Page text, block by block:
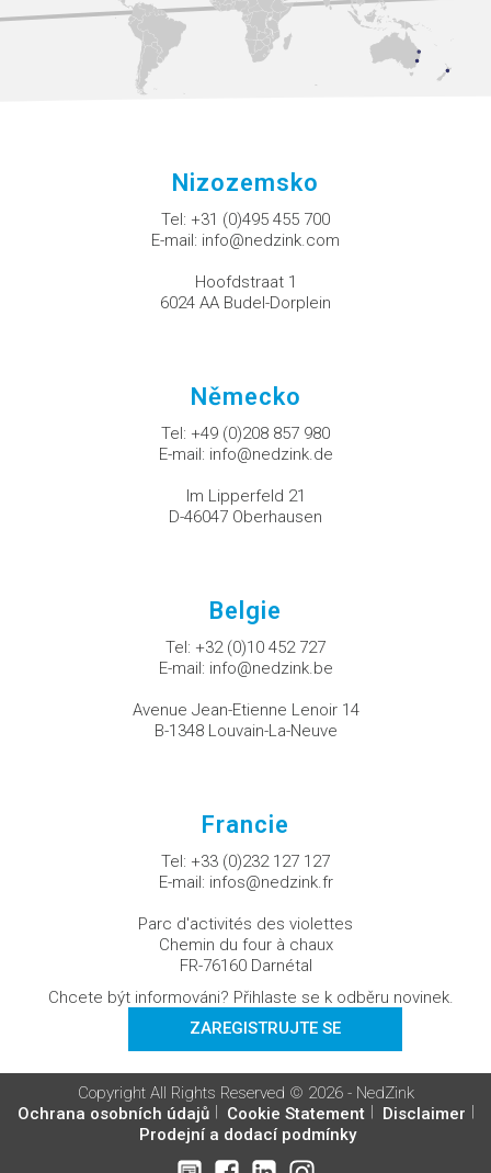
Nizozemsko
Tel: +31 (0)495 455 700
E-mail: info@nedzink.com
Hoofdstraat 1
6024 AA Budel-Dorplein
Německo
Tel: +49 (0)208 857 980
E-mail: info@nedzink.de
Im Lipperfeld 21
D-46047 Oberhausen
Belgie
Tel: +32 (0)10 452 727
E-mail: info@nedzink.be
Avenue Jean-Etienne Lenoir 14
B-1348 Louvain-La-Neuve
Francie
Tel: +33 (0)232 127 127
E-mail: infos@nedzink.fr
Parc d'activités des violettes
Chemin du four à chaux
FR-76160 Darnétal
Chcete být informováni? Přihlaste se k odběru novinek.
ZAREGISTRUJTE SE
Copyright All Rights Reserved © 2026 - NedZink
Ochrana osobních údajů
Cookie Statement
Disclaimer
Prodejní a dodací podmínky